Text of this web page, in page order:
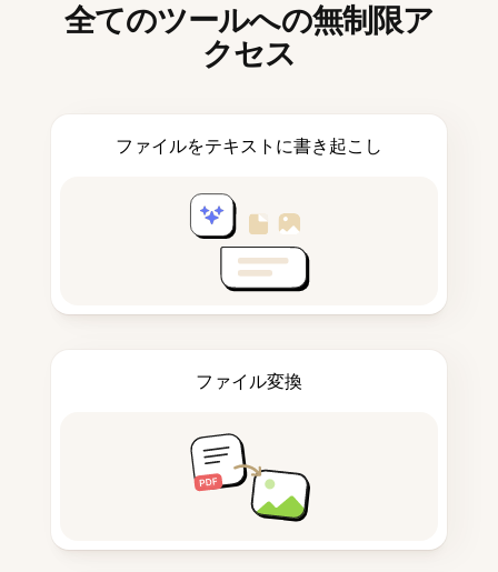
全てのツールへの無制限ア
クセス
ファイルをテキストに書き起こし
ファイル変換